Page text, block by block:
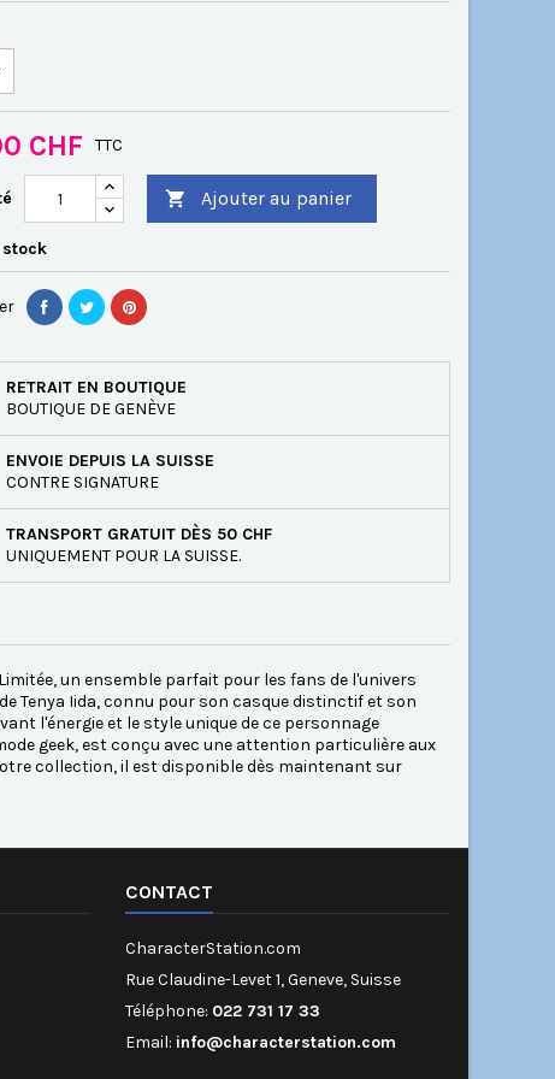
CHF TTC
 Ajouter au panier
stock
RETRAIT EN BOUTIQUE
BOUTIQUE DE GENÈVE
ENVOIE DEPUIS LA SUISSE
CONTRE SIGNATURE
TRANSPORT GRATUIT DÈS 50 CHF
UNIQUEMENT POUR LA SUISSE.
un ensemble parfait pour les fans de l'univers
Tenya Iida, connu pour son casque distinctif et son
l'énergie et le style unique de ce personnage
geek, est conçu avec une attention particulière aux
collection, il est disponible dès maintenant sur
CONTACT
CharacterStation.com
Rue Claudine-Levet 1, Geneve, Suisse
Téléphone: 022 731 17 33
Email: info@characterstation.com